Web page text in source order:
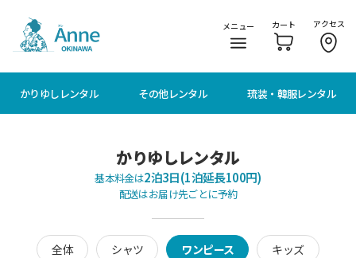
メニュー カート アクセス
かりゆしレンタル その他レンタル 琉装・韓服レンタル
かりゆしレンタル
基本料金は2泊3日(1泊延長100円)
配送はお届け先ごとに予約
全体 シャツ ワンピース キッズ